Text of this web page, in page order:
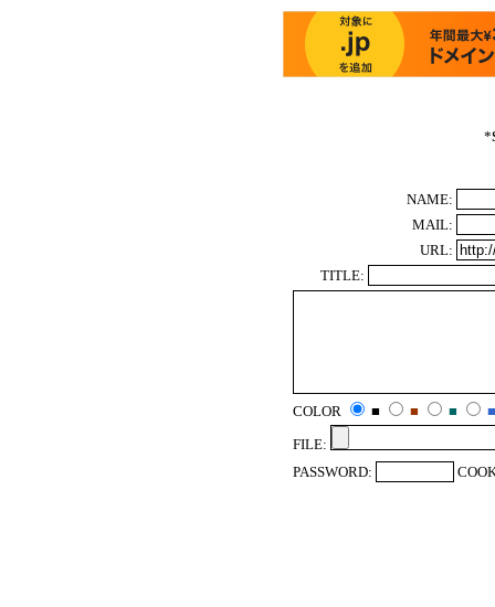
*
NAME:
MAIL:
URL:
TITLE:
COLOR ■ ■ ■
■
FILE:
PASSWORD: